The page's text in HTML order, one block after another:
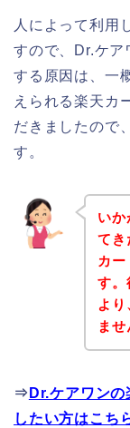
人によって利用
すので、Dr.ケア
する原因は、一
えられる楽天カ
だきましたので
す。
いか
てき
カー
す。
よ
ませ
⇒ Dr.ケアワン
したい方はこち